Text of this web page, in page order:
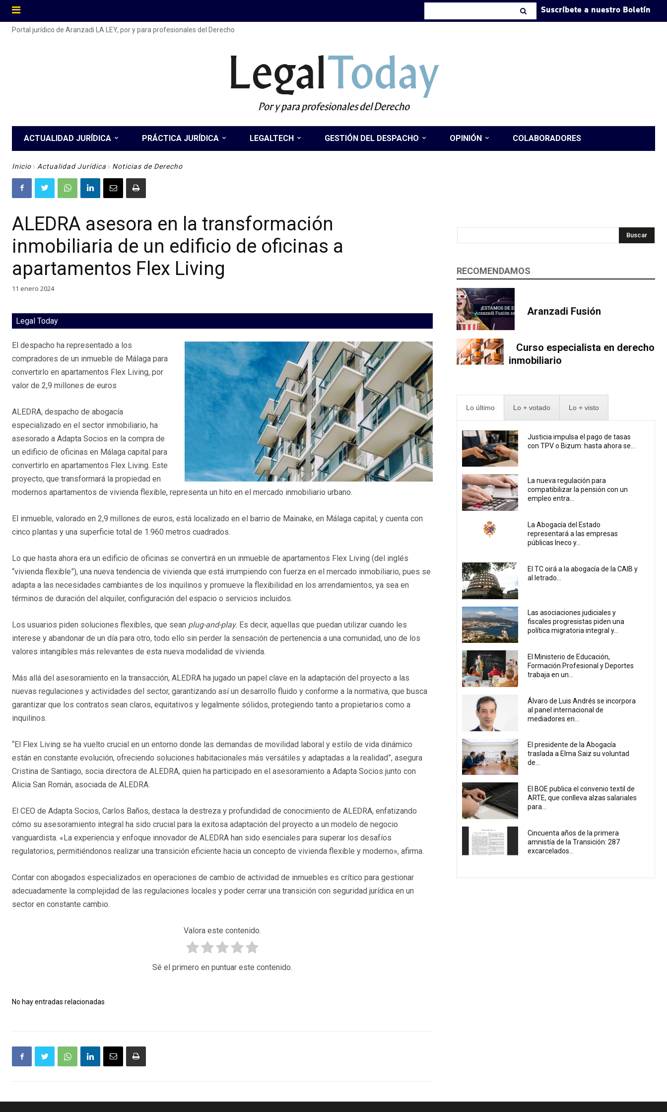
Suscríbete a nuestro Boletín
Portal jurídico de Aranzadi LA LEY, por y para profesionales del Derecho
LegalToday
Por y para profesionales del Derecho
ACTUALIDAD JURÍDICA PRÁCTICA JURÍDICA LEGALTECH GESTIÓN DEL DESPACHO OPINIÓN COLABORADORES
Inicio Actualidad Jurídica Noticias de Derecho
ALEDRA asesora en la transformación
inmobiliaria de un edificio de oficinas a
apartamentos Flex Living
11 enero 2024
Legal Today
El despacho ha representado a los
compradores de un inmueble de Málaga para
convertirlo en apartamentos Flex Living, por
valor de 2,9 millones de euros
ALEDRA, despacho de abogacía
especializado en el sector inmobiliario, ha
asesorado a Adapta Socios en la compra de
un edificio de oficinas en Málaga capital para
convertirlo en apartamentos Flex Living. Este
proyecto, que transformará la propiedad en
modernos apartamentos de vivienda flexible, representa un hito en el mercado inmobiliario urbano.
El inmueble, valorado en 2,9 millones de euros, está localizado en el barrio de Mainake, en Málaga capital; y cuenta con
cinco plantas y una superficie total de 1.960 metros cuadrados.
Lo que hasta ahora era un edificio de oficinas se convertirá en un inmueble de apartamentos Flex Living (del inglés
“vivienda flexible”), una nueva tendencia de vivienda que está irrumpiendo con fuerza en el mercado inmobiliario, pues se
adapta a las necesidades cambiantes de los inquilinos y promueve la flexibilidad en los arrendamientos, ya sea en
términos de duración del alquiler, configuración del espacio o servicios incluidos.
Los usuarios piden soluciones flexibles, que sean plug-and-play. Es decir, aquellas que puedan utilizar cuando les
interese y abandonar de un día para otro, todo ello sin perder la sensación de pertenencia a una comunidad, uno de los
valores intangibles más relevantes de esta nueva modalidad de vivienda.
Más allá del asesoramiento en la transacción, ALEDRA ha jugado un papel clave en la adaptación del proyecto a las
nuevas regulaciones y actividades del sector, garantizando así un desarrollo fluido y conforme a la normativa, que busca
garantizar que los contratos sean claros, equitativos y legalmente sólidos, protegiendo tanto a propietarios como a
inquilinos.
“El Flex Living se ha vuelto crucial en un entorno donde las demandas de movilidad laboral y estilo de vida dinámico
están en constante evolución, ofreciendo soluciones habitacionales más versátiles y adaptadas a la realidad”, asegura
Cristina de Santiago, socia directora de ALEDRA, quien ha participado en el asesoramiento a Adapta Socios junto con
Alicia San Román, asociada de ALEDRA.
El CEO de Adapta Socios, Carlos Baños, destaca la destreza y profundidad de conocimiento de ALEDRA, enfatizando
cómo su asesoramiento integral ha sido crucial para la exitosa adaptación del proyecto a un modelo de negocio
vanguardista. «La experiencia y enfoque innovador de ALEDRA han sido esenciales para superar los desafíos
regulatorios, permitiéndonos realizar una transición eficiente hacia un concepto de vivienda flexible y moderno», afirma.
Contar con abogados especializados en operaciones de cambio de actividad de inmuebles es crítico para gestionar
adecuadamente la complejidad de las regulaciones locales y poder cerrar una transición con seguridad jurídica en un
sector en constante cambio.
Valora este contenido.
Sé el primero en puntuar este contenido.
No hay entradas relacionadas
Buscar
RECOMENDAMOS
Aranzadi Fusión
Curso especialista en derecho
inmobiliario
Lo último Lo + votado Lo + visto
Justicia impulsa el pago de tasas
con TPV o Bizum: hasta ahora se...
La nueva regulación para
compatibilizar la pensión con un
empleo entra...
La Abogacía del Estado
representará a las empresas
públicas Ineco y...
El TC oirá a la abogacía de la CAIB y
al letrado...
Las asociaciones judiciales y
fiscales progresistas piden una
política migratoria integral y...
El Ministerio de Educación,
Formación Profesional y Deportes
trabaja en un...
Álvaro de Luis Andrés se incorpora
al panel internacional de
mediadores en...
El presidente de la Abogacía
traslada a Elma Saiz su voluntad
de...
El BOE publica el convenio textil de
ARTE, que conlleva alzas salariales
para...
Cincuenta años de la primera
amnistía de la Transición: 287
excarcelados...